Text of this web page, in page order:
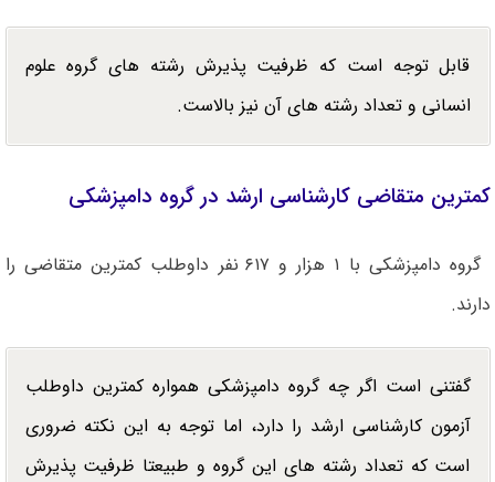
قابل توجه است که ظرفیت پذیرش رشته های گروه علوم
انسانی و تعداد رشته های آن نیز بالاست.
کمترین متقاضی کارشناسی ارشد در گروه دامپزشکی
گروه دامپزشکی با ۱ هزار و ۶۱۷ نفر داوطلب کمترین متقاضی را
دارند.
گفتنی است اگر چه گروه دامپزشکی همواره کمترین داوطلب
آزمون کارشناسی ارشد را دارد، اما توجه به این نکته ضروری
است که تعداد رشته های این گروه و طبیعتا ظرفیت پذیرش